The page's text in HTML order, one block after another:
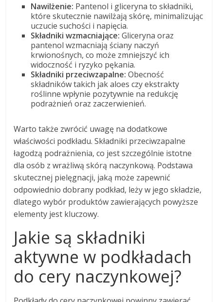
Nawilżenie: Pantenol i gliceryna to składniki,
które skutecznie nawilżają skórę, minimalizując
uczucie suchości i napięcia.
Składniki wzmacniające: Gliceryna oraz
pantenol wzmacniają ściany naczyń
krwionośnych, co może zmniejszyć ich
widoczność i ryzyko pękania.
Składniki przeciwzapalne: Obecność
składników takich jak aloes czy ekstrakty
roślinne wpłynie pozytywnie na redukcję
podrażnień oraz zaczerwienień.
Warto także zwrócić uwagę na dodatkowe
właściwości podkładu. Składniki przeciwzapalne
łagodzą podrażnienia, co jest szczególnie istotne
dla osób z wrażliwą skórą naczynkową. Podstawa
skutecznej pielęgnacji, jaką może zapewnić
odpowiednio dobrany podkład, leży w jego składzie,
dlatego wybór produktów zawierających powyższe
elementy jest kluczowy.
Jakie są składniki
aktywne w podkładach
do cery naczynkowej?